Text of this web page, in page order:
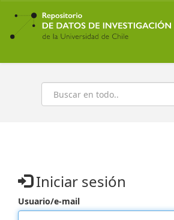
Ir
contenido
principal
Buscar
Iniciar sesión
Usuario/e-mail